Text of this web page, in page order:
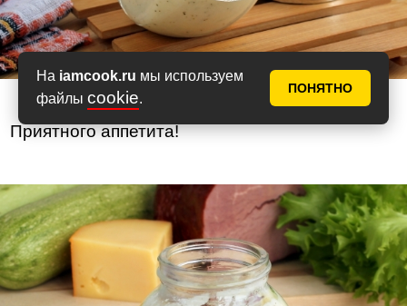
На iamcook.ru мы используем
файлы cookie.
ПОНЯТНО
Приятного аппетита!